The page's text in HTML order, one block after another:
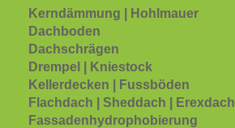
Kerndämmung | Hohlmauer
Dachboden
Dachschrägen
Drempel | Kniestock
Kellerdecken | Fussböden
Flachdach | Sheddach | Erexdach
Fassadenhydrophobierung